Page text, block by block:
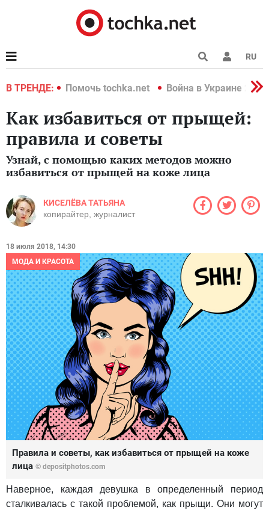
RU
В ТРЕНДЕ:
2022 Помочь tochka.net Война в Украине 2022
Как избавиться от прыщей:
правила и советы
Узнай, с помощью каких методов можно
избавиться от прыщей на коже лица
КИСЕЛЁВА ТАТЬЯНА
копирайтер, журналист
18 июля 2018, 14:30
МОДА И КРАСОТА
Правила и советы, как избавиться от прыщей на коже
лица © depositphotos.com
Наверное, каждая девушка в определенный период
сталкивалась с такой проблемой, как прыщи. Они могут